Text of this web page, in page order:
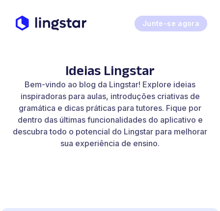
Junte-se agora
Ideias Lingstar
Bem-vindo ao blog da Lingstar! Explore ideias
inspiradoras para aulas, introduções criativas de
gramática e dicas práticas para tutores. Fique por
dentro das últimas funcionalidades do aplicativo e
descubra todo o potencial do Lingstar para melhorar
sua experiência de ensino.